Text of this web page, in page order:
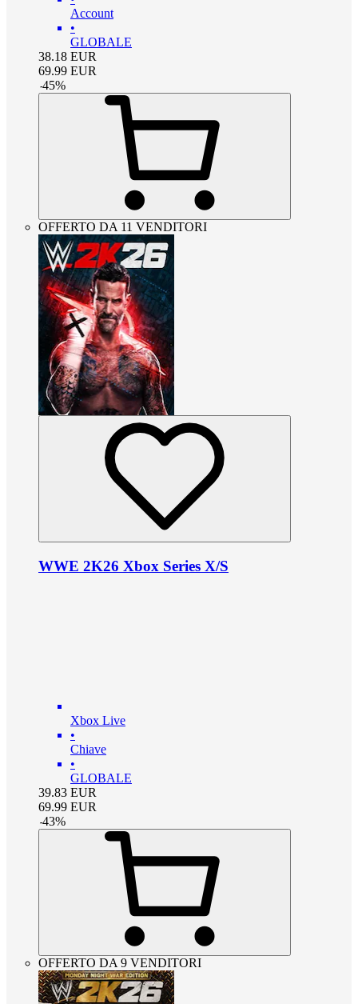
Account
•
GLOBALE
38.18 EUR
69.99 EUR
-45%
OFFERTO DA 11 VENDITORI
WWE 2K26 Xbox Series X/S
Xbox Live
•
Chiave
•
GLOBALE
39.83 EUR
69.99 EUR
-43%
OFFERTO DA 9 VENDITORI